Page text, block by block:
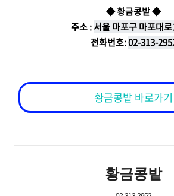
◆ 황금콩밭 ◆
주소 :서울 마포구 마포대
전화번호:02-313-
황금콩밭 바로가기